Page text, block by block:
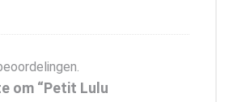
om “Petit Lulu